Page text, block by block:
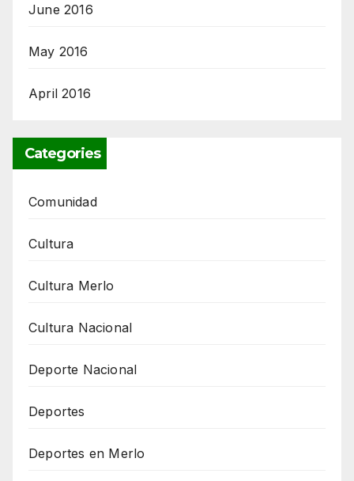
June 2016
May 2016
April 2016
Categories
Comunidad
Cultura
Cultura Merlo
Cultura Nacional
Deporte Nacional
Deportes
Deportes en Merlo